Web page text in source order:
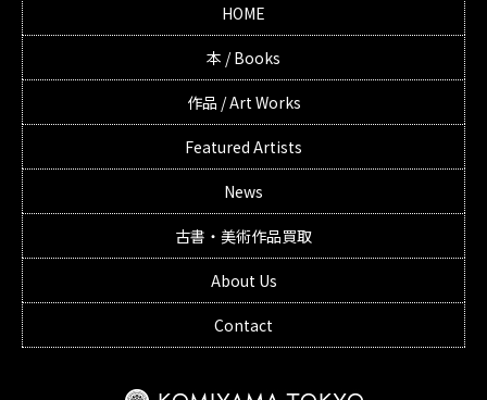
HOME
本 / Books
作品 / Art Works
Featured Artists
News
古書・美術作品買取
About Us
Contact